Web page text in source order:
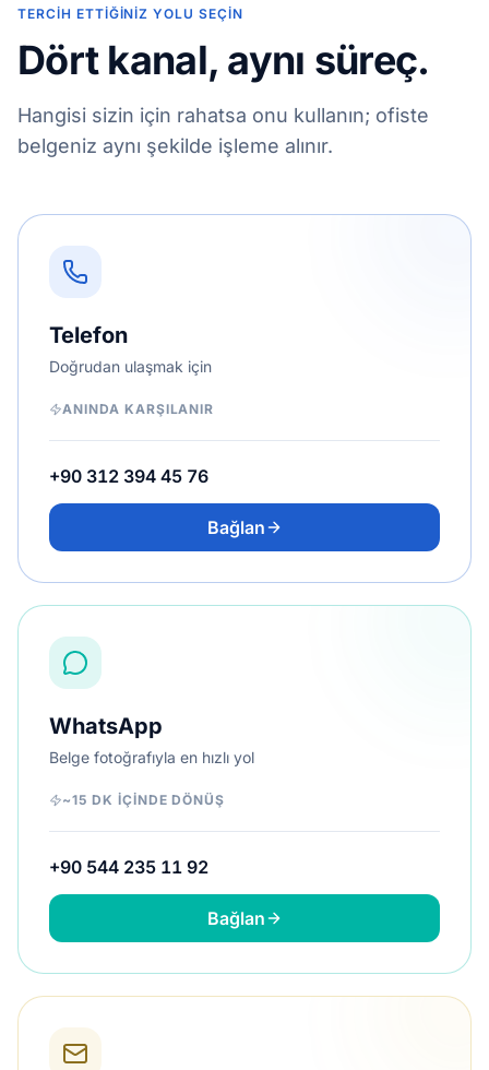
TERCIH ETTIĞINIZ YOLU SEÇIN
Dört kanal, aynı süreç.
Hangisi sizin için rahatsa onu kullanın; ofiste
belgeniz aynı şekilde işleme alınır.
Telefon
Doğrudan ulaşmak için
ANINDA KARŞILANIR
+90 312 394 45 76
Bağlan
WhatsApp
Belge fotoğrafıyla en hızlı yol
~15 DK IÇINDE DÖNÜŞ
+90 544 235 11 92
Bağlan